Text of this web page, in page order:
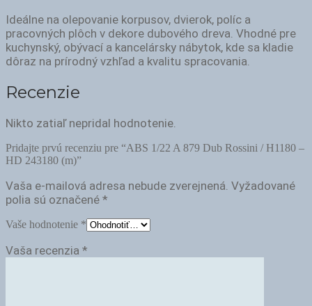
Ideálne na olepovanie korpusov, dvierok, políc a
pracovných plôch v dekore dubového dreva. Vhodné pre
kuchynský, obývací a kancelársky nábytok, kde sa kladie
dôraz na prírodný vzhľad a kvalitu spracovania.
Recenzie
Nikto zatiaľ nepridal hodnotenie.
Pridajte prvú recenziu pre “ABS 1/22 A 879 Dub Rossini / H1180 –
HD 243180 (m)”
Vaša e-mailová adresa nebude zverejnená. Vyžadované
polia sú označené *
Vaše hodnotenie *
Vaša recenzia *